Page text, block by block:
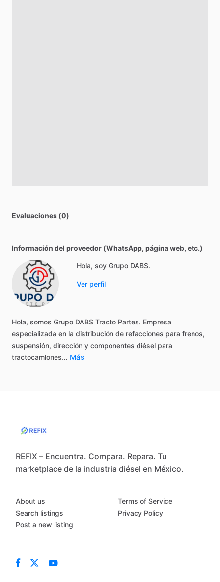
Evaluaciones (0)
Información del proveedor (WhatsApp, página web, etc.)
Hola, soy Grupo DABS.
Ver perfil
Hola, somos Grupo DABS Tracto Partes. Empresa
especializada en la distribución de refacciones para frenos,
suspensión, dirección y componentes diésel para
tractocamiones… Más
REFIX – Encuentra. Compara. Repara. Tu
marketplace de la industria diésel en México.
About us
Search listings
Post a new listing
Terms of Service
Privacy Policy